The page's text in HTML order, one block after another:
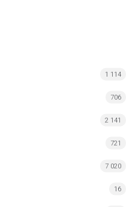
1 114
706
2 141
721
7 020
16